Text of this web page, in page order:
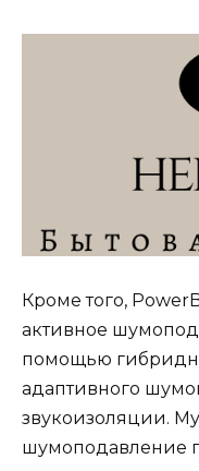
Кроме того,
активное
помощью
адаптивного
звукоизоляции.
шумоподавление